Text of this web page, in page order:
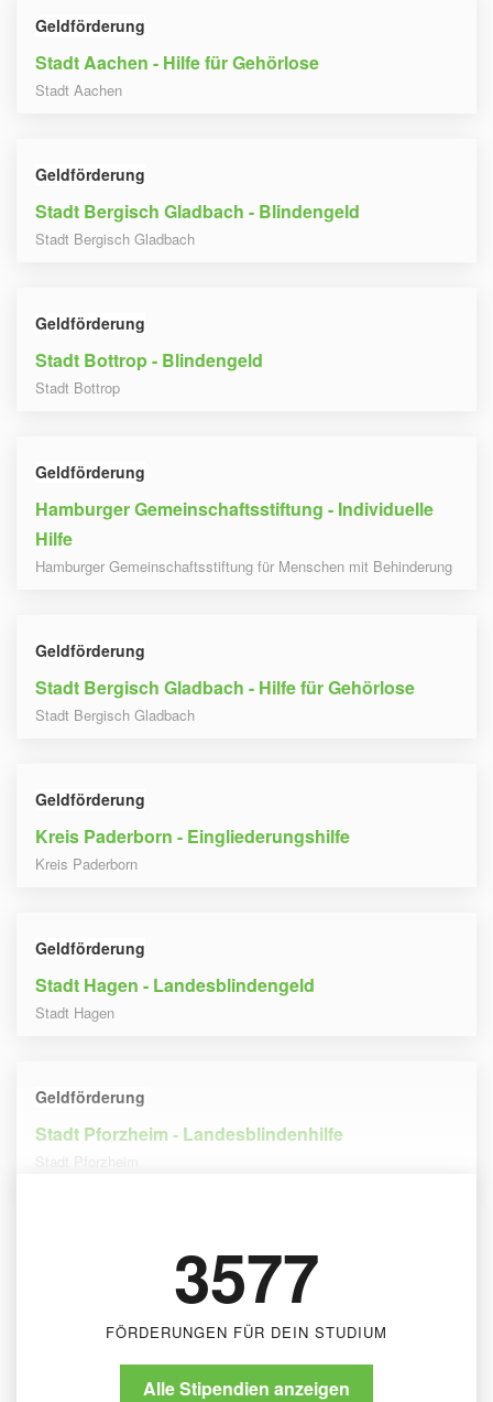
Geldförderung
Stadt Aachen - Hilfe für Gehörlose
Stadt Aachen
Geldförderung
Stadt Bergisch Gladbach - Blindengeld
Stadt Bergisch Gladbach
Geldförderung
Stadt Bottrop - Blindengeld
Stadt Bottrop
Geldförderung
Hamburger Gemeinschaftsstiftung - Individuelle
Hilfe
Hamburger Gemeinschaftsstiftung für Menschen mit Behinderung
Geldförderung
Stadt Bergisch Gladbach - Hilfe für Gehörlose
Stadt Bergisch Gladbach
Geldförderung
Kreis Paderborn - Eingliederungshilfe
Kreis Paderborn
Geldförderung
Stadt Hagen - Landesblindengeld
Stadt Hagen
Geldförderung
Stadt Pforzheim - Landesblindenhilfe
Stadt Pforzheim
3577
FÖRDERUNGEN FÜR DEIN STUDIUM
Alle Stipendien anzeigen